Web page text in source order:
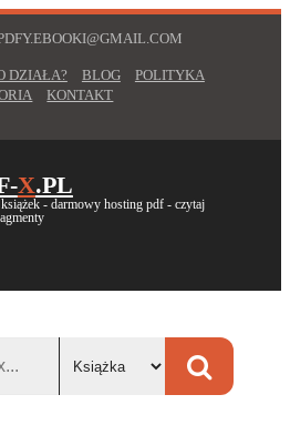
DZIAŁA? BLOG
POLITYKA
KONTAKT
X.PL
- darmowy hosting pdf - czytaj